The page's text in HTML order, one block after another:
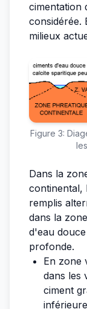
cimentation
considérée.
milieux
Figure 3:
Dans la
continental,
remplis
dans la
d'eau
profonde.
En zone
dans les
ciment